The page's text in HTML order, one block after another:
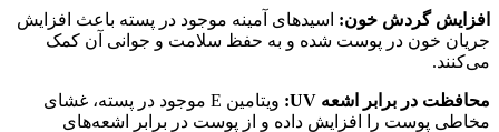
افزایش گردش خون: اسیدهای آمینه موجود در پسته باعث افزایش
جریان خون در پوست شده و به حفظ سلامت و جوانی آن کمک
می‌کنند.
محافظت در برابر اشعه :
ویتامین E موجود در پسته، غشای
مخاطی پوست را افزایش داده و از پوست در برابر اشعه‌های